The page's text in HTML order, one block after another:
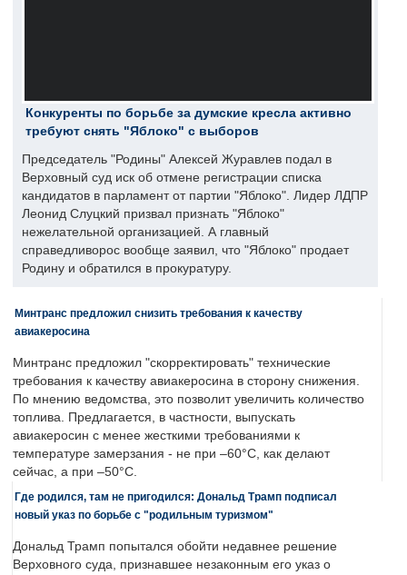
Конкуренты по борьбе за думские кресла активно
требуют снять "Яблоко" с выборов
Председатель "Родины" Алексей Журавлев подал в
Верховный суд иск об отмене регистрации списка
кандидатов в парламент от партии "Яблоко". Лидер ЛДПР
Леонид Слуцкий призвал признать "Яблоко"
нежелательной организацией. А главный
справедливорос вообще заявил, что "Яблоко" продает
Родину и обратился в прокуратуру.
Минтранс предложил снизить требования к качеству
авиакеросина
Минтранс предложил "скорректировать" технические
требования к качеству авиакеросина в сторону снижения.
По мнению ведомства, это позволит увеличить количество
топлива. Предлагается, в частности, выпускать
авиакеросин с менее жесткими требованиями к
температуре замерзания - не при –60°C, как делают
сейчас, а при –50°C.
Где родился, там не пригодился: Дональд Трамп подписал
новый указ по борьбе с "родильным туризмом"
Дональд Трамп попытался обойти недавнее решение
Верховного суда, признавшее незаконным его указ о